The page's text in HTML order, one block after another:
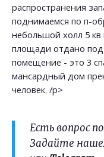
распространения
поднимаемся по п-
небольшой холл 5
площади отдано под
помещение - это 3
мансардный дом
человек. /p>
Есть вопрос
Задайте